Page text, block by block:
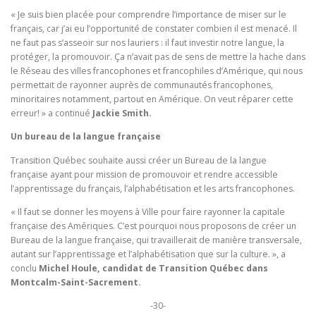
« Je suis bien placée pour comprendre l’importance de miser sur le
français, car j’ai eu l’opportunité de constater combien il est menacé. Il
ne faut pas s’asseoir sur nos lauriers : il faut investir notre langue, la
protéger, la promouvoir. Ça n’avait pas de sens de mettre la hache dans
le Réseau des villes francophones et francophiles d’Amérique, qui nous
permettait de rayonner auprès de communautés francophones,
minoritaires notamment, partout en Amérique. On veut réparer cette
erreur! » a continué Jackie Smith.
Un bureau de la langue française
Transition Québec souhaite aussi créer un Bureau de la langue
française ayant pour mission de promouvoir et rendre accessible
l’apprentissage du français, l’alphabétisation et les arts francophones.
« Il faut se donner les moyens à Ville pour faire rayonner la capitale
française des Amériques. C’est pourquoi nous proposons de créer un
Bureau de la langue française, qui travaillerait de manière transversale,
autant sur l’apprentissage et l’alphabétisation que sur la culture. », a
conclu Michel Houle, candidat de Transition Québec dans
Montcalm-Saint-Sacrement.
-30-